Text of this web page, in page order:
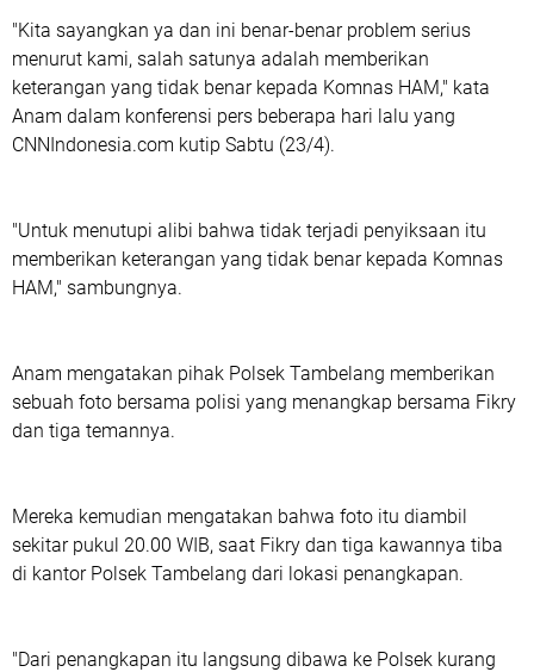
"Kita sayangkan ya dan ini benar-benar problem serius
menurut kami, salah satunya adalah memberikan
keterangan yang tidak benar kepada Komnas HAM," kata
Anam dalam konferensi pers beberapa hari lalu yang
CNNIndonesia.com kutip Sabtu (23/4).
"Untuk menutupi alibi bahwa tidak terjadi penyiksaan itu
memberikan keterangan yang tidak benar kepada Komnas
HAM," sambungnya.
Anam mengatakan pihak Polsek Tambelang memberikan
sebuah foto bersama polisi yang menangkap bersama Fikry
dan tiga temannya.
Mereka kemudian mengatakan bahwa foto itu diambil
sekitar pukul 20.00 WIB, saat Fikry dan tiga kawannya tiba
di kantor Polsek Tambelang dari lokasi penangkapan.
"Dari penangkapan itu langsung dibawa ke Polsek kurang